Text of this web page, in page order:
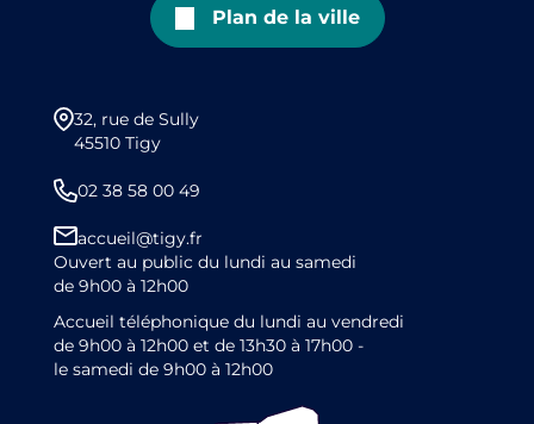
Plan de la ville
32, rue de Sully
45510 Tigy
02 38 58 00 49
accueil@tigy.fr
Ouvert au public du lundi au samedi
de 9h00 à 12h00
Accueil téléphonique du lundi au vendredi
de 9h00 à 12h00 et de 13h30 à 17h00 -
le samedi de 9h00 à 12h00